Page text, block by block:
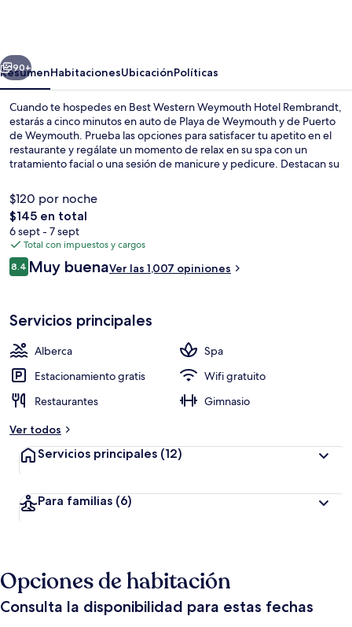
Rembrandt
Siguiente
90+
ResumenHabitacionesUbicaciónPolíticas
Cuando te hospedes en Best Western Weymouth Hotel Rembrandt,
estarás a cinco minutos en auto de Playa de Weymouth y de Puerto
de Weymouth. Prueba las opciones para satisfacer tu apetito en el
restaurante y regálate un momento de relax en su spa con un
tratamiento facial o una sesión de manicure y pedicure. Destacan su
hablan maravillas de las amenidades y características como el
personal amable y el desayuno.
$120 por noche
El
precio
total
es
de
$145 en total
6 sept - 7 sept
Total con impuestos y cargos
Opiniones
8.48.4 de 10,
Muy buenaVer las 1,007 opiniones
Servicios principales
Alberca
Spa
Estacionamiento gratis
Wifi gratuito
Restaurantes
Gimnasio
Ver todos
Servicios principales (12)
Para familias (6)
Opciones de habitación
Consulta la disponibilidad para estas fechas